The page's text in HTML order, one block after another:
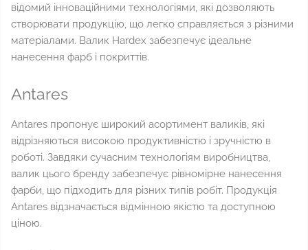
відомий інноваційними технологіями, які дозволяють
створювати продукцію, що легко справляється з різними
матеріалами. Валик Hardex забезпечує ідеальне
нанесення фарб і покриттів.
Antares
Antares пропонує широкий асортимент валиків, які
відрізняються високою продуктивністю і зручністю в
роботі. Завдяки сучасним технологіям виробництва,
валик цього бренду забезпечує рівномірне нанесення
фарби, що підходить для різних типів робіт. Продукція
Antares відзначається відмінною якістю та доступною
ціною.